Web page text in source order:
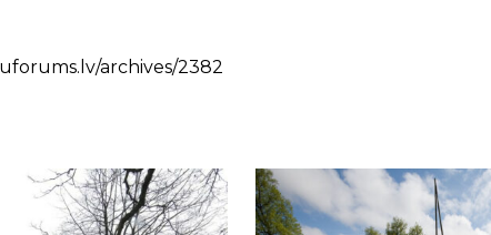
archives/2382